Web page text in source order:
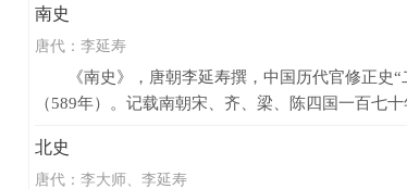
南史
唐代： 李延寿
《南史》，唐朝李延寿撰，中国历代官修正史“
（589年）。记载南朝宋、齐、梁、陈四国一百七
北史
唐代： 李大师、李延寿